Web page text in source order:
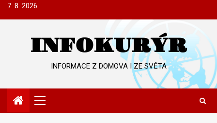
Skip7. 8. 2026
INFOKURÝR
INFORMACE Z DOMOVA I ZE SVĚTA
Primary
Menu